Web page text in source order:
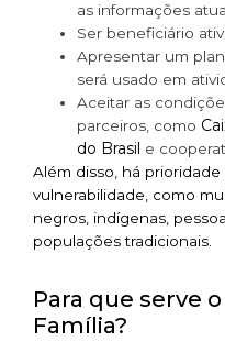
as informações
Ser beneficiário
Apresentar um
será usado em
Aceitar as
parceiros, como
do Brasil e
Além disso, há
vulnerabilidade, como
negros, indígenas,
populações tradicionais.
Para que serve
Família?